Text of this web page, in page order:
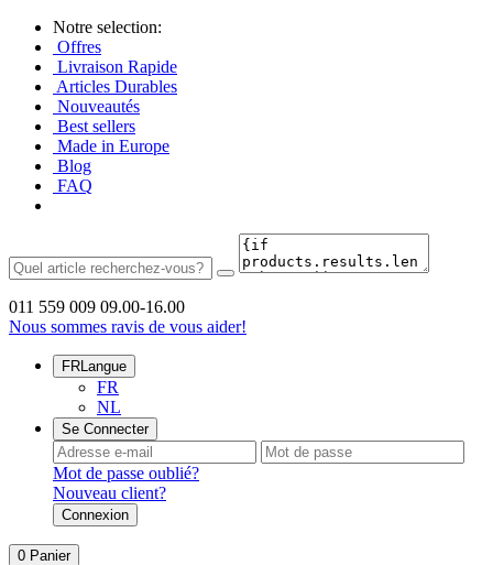
Notre selection:
Offres
Livraison Rapide
Articles Durables
Nouveautés
Best sellers
Made in Europe
Blog
FAQ
011 559 009 09.00-16.00
Nous sommes ravis de vous aider!
FRLangue
FR
NL
Se Connecter
Mot de passe oublié?
Nouveau client?
Connexion
0 Panier